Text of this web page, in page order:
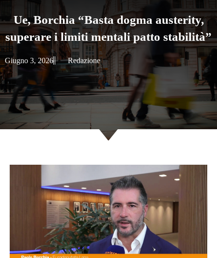
Ue, Borchia “Basta dogma austerity,
superare i limiti mentali patto stabilità”
Giugno 3, 2026 Redazione